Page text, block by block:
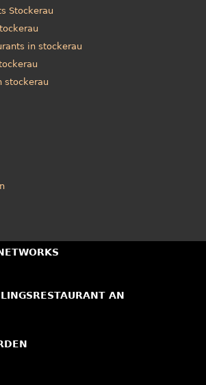
Stockerau
in stockerau
stockerau
AN